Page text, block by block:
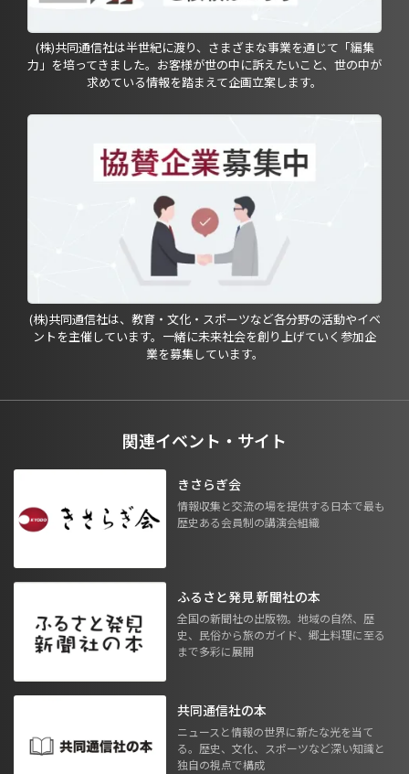
(株)共同通信社は半世紀に渡り、さまざまな事業を通じて「編集
力」を培ってきました。お客様が世の中に訴えたいこと、世の中が
求めている情報を踏まえて企画立案します。
(株)共同通信社は、教育・文化・スポーツなど各分野の活動やイベ
ントを主催しています。一緒に未来社会を創り上げていく参加企
業を募集しています。
関連イベント・サイト
きさらぎ会
情報収集と交流の場を提供する日本で最も
歴史ある会員制の講演会組織
ふるさと発見 新聞社の本
全国の新聞社の出版物。地域の自然、歴
史、民俗から旅のガイド、郷土料理に至る
まで多彩に展開
共同通信社の本
ニュースと情報の世界に新たな光を当て
る。歴史、文化、スポーツなど深い知識と
独自の視点で構成